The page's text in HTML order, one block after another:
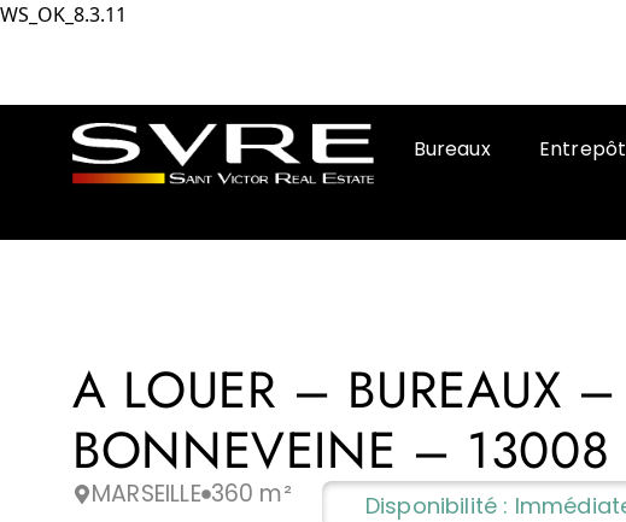
WS_OK_8.3.11
Bureaux
A LOUER – BUREAUX
BONNEVEINE – 13008
MARSEILLE 360 m² Disponibilité :